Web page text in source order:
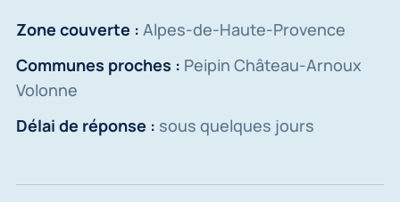
Zone couverte : Alpes-de-Haute-Provence
Communes proches : Peipin Château-Arnoux
Volonne
Délai de réponse : sous quelques jours